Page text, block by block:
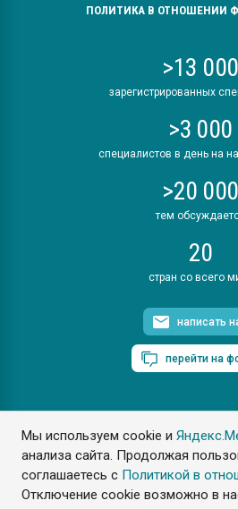
Мы используем cookie и
анализа сайта. Продолжая
соглашаетесь с Политикой в
Отключение cookie возможно в
ПОЛИТИКА В ОТНОШЕНИИ
>13 000
зарегистрированных
>3 000
специалистов в день на
>20 000
тем
20
стран со всего
написать
перейти на
ПластЭксперт © 2006. Все
Разрешается копирование
ссылкой на www.e-
Разработка сайта